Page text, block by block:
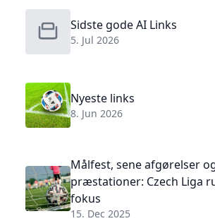
Sidste gode AI Links
5. Jul 2026
Nyeste links
8. Jun 2026
Målfest, sene afgørelser
præstationer: Czech Liga
fokus
15. Dec 2025